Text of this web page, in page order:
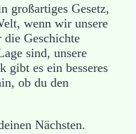
großartiges Gesetz,
wenn wir unsere
die Geschichte
sind, unsere
gibt es ein besseres
ob du den
Nächsten.